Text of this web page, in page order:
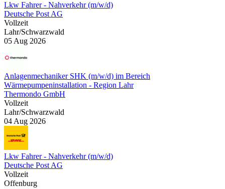
Lkw Fahrer - Nahverkehr (m/w/d)
Deutsche Post AG
Vollzeit
Lahr/Schwarzwald
05 Aug 2026
Anlagenmechaniker SHK (m/w/d) im Bereich
Wärmepumpeninstallation - Region Lahr
Thermondo GmbH
Vollzeit
Lahr/Schwarzwald
04 Aug 2026
Lkw Fahrer - Nahverkehr (m/w/d)
Deutsche Post AG
Vollzeit
Offenburg